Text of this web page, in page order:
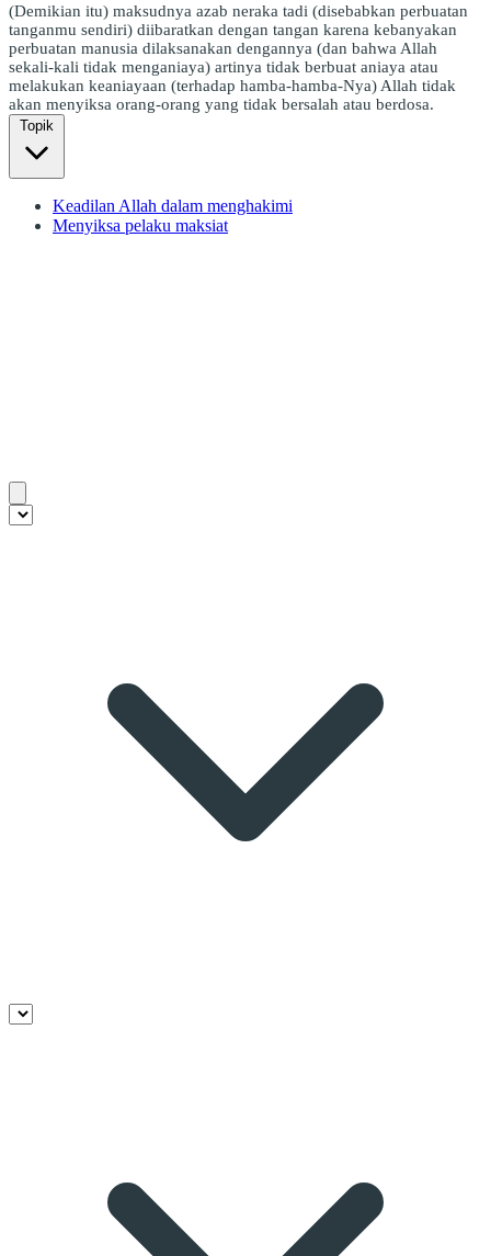
(Demikian itu) maksudnya azab neraka tadi (disebabkan perbuatan
tanganmu sendiri) diibaratkan dengan tangan karena kebanyakan
perbuatan manusia dilaksanakan dengannya (dan bahwa Allah
sekali-kali tidak menganiaya) artinya tidak berbuat aniaya atau
melakukan keaniayaan (terhadap hamba-hamba-Nya) Allah tidak
akan menyiksa orang-orang yang tidak bersalah atau berdosa.
Topik
Keadilan Allah dalam menghakimi
Menyiksa pelaku maksiat